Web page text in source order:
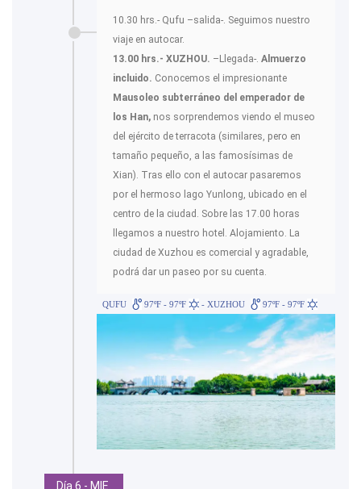
10.30 hrs.- Qufu –salida-. Seguimos nuestro
viaje en autocar.
13.00 hrs.- XUZHOU. –Llegada-. Almuerzo
incluido. Conocemos el impresionante
Mausoleo subterráneo del emperador de
los Han, nos sorprendemos viendo el museo
del ejército de terracota (similares, pero en
tamaño pequeño, a las famosísimas de
Xian). Tras ello con el autocar pasaremos
por el hermoso lago Yunlong, ubicado en el
centro de la ciudad. Sobre las 17.00 horas
llegamos a nuestro hotel. Alojamiento. La
ciudad de Xuzhou es comercial y agradable,
podrá dar un paseo por su cuenta.
QUFU 97ºF - 97ºF - XUZHOU 97ºF - 97ºF
Día 6 - MIE.